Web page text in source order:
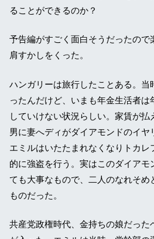
ることができるのか？
予告編がすごく面白そうだったので
肩すかしをくった。
ハンガリーは旅行したことある。当
ったんだけど、いまも年金生活者は
していけない状況らしい。家賃が
男に妻へディがダイアモンドのイヤ
エミルはいたたまれなくなりトカレ
的に強盗を行う。実はこのダイアモ
ても大事なもので、二人のなれそめ
ものだった。
共産党政権時代、金持ちの娘だった